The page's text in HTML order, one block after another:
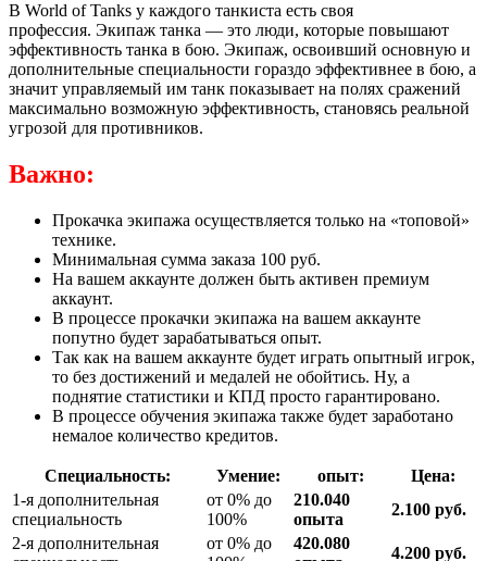
В World of Tanks у каждого танкиста есть своя
профессия. Экипаж танка — это люди, которые повышают
эффективность танка в бою. Экипаж, освоивший основную и
дополнительные специальности гораздо эффективнее в бою, а
значит управляемый им танк показывает на полях сражений
максимально возможную эффективность, становясь реальной
угрозой для противников.
Важно:
Прокачка экипажа осуществляется только на «топовой»
технике.
Минимальная сумма заказа 100 руб.
На вашем аккаунте должен быть активен премиум
аккаунт.
В процессе прокачки экипажа на вашем аккаунте
попутно будет зарабатываться опыт.
Так как на вашем аккаунте будет играть опытный игрок,
то без достижений и медалей не обойтись. Ну, а
поднятие статистики и КПД просто гарантировано.
В процессе обучения экипажа также будет заработано
немалое количество кредитов.
Специальность: Умение: опыт:
Цена:
1-я дополнительная
специальность
от 0% до
100%
210.040
опыта
2.100 руб.
2-я дополнительная
от 0% до
420.080
4.200 руб.